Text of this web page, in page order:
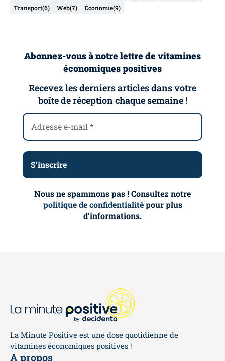
Transport(6) Web(7) Économie(9)
Abonnez-vous à notre lettre de vitamines
économiques positives
Recevez les derniers articles dans votre
boîte de réception chaque semaine !
Nous ne spammons pas ! Consultez notre
politique de confidentialitépour plus
d’informations.
La Minute Positive est une dose quotidienne de
vitamines économiques positives !
A propos